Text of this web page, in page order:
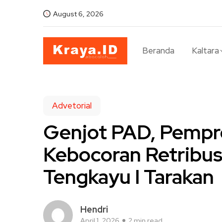
August 6, 2026
Beranda Kaltara
Advetorial
Genjot PAD,
Kebocoran
Tengkayu I Tarakan
Hendri